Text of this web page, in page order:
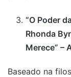
“O Poder
Rhonda
Merece” –
Baseado na